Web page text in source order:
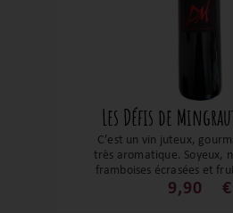
Les Défis de
C’est un vin juteux,
très aromatique. Soyeux,
framboises écrasées et
Bouche ample et9,90 €